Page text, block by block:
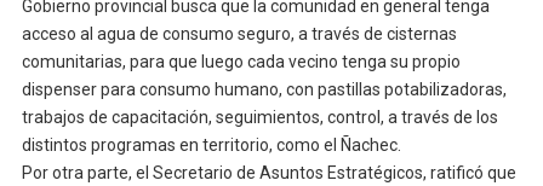
Gobierno provincial busca que la comunidad en general tenga
acceso al agua de consumo seguro, a través de cisternas
comunitarias, para que luego cada vecino tenga su propio
dispenser para consumo humano, con pastillas potabilizadoras,
trabajos de capacitación, seguimientos, control, a través de los
distintos programas en territorio, como el Ñachec.
Por otra parte, el Secretario de Asuntos Estratégicos, ratificó que